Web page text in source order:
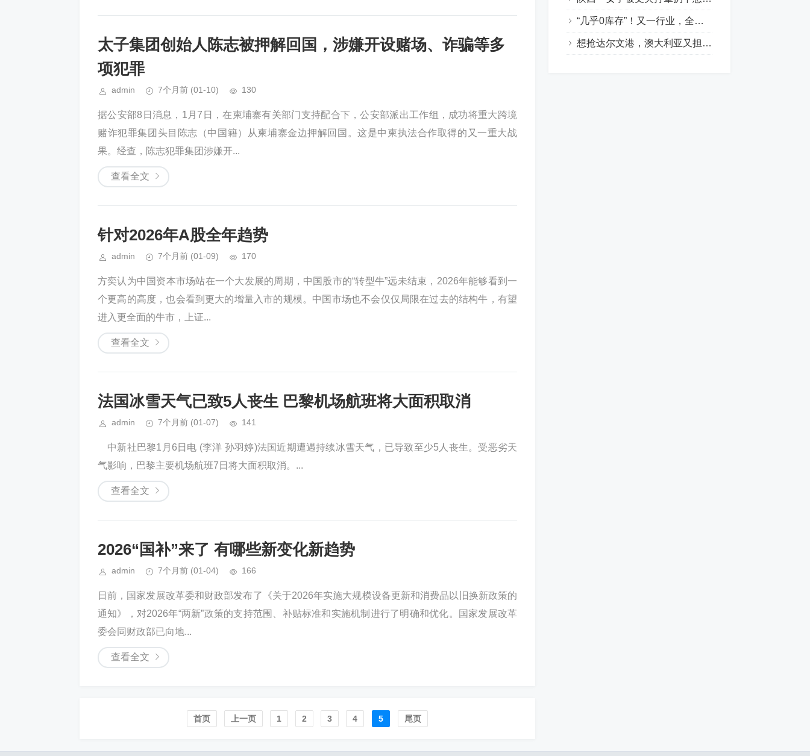
太子集团创始人陈志被押解回国，涉嫌开设赌场、诈骗等多
项犯罪
admin 7个月前 (01-10) 130
据公安部8日消息，1月7日，在柬埔寨有关部门支持配合下，公安部派出工作组，成功将重大跨境
赌诈犯罪集团头目陈志（中国籍）从柬埔寨金边押解回国。这是中柬执法合作取得的又一重大战
果。经查，陈志犯罪集团涉嫌开...
查看全文
针对2026年A股全年趋势
admin 7个月前 (01-09) 170
方奕认为中国资本市场站在一个大发展的周期，中国股市的“转型牛”远未结束，2026年能够看到一
个更高的高度，也会看到更大的增量入市的规模。中国市场也不会仅仅局限在过去的结构牛，有望
进入更全面的牛市，上证...
查看全文
法国冰雪天气已致5人丧生 巴黎机场航班将大面积取消
admin 7个月前 (01-07) 141
中新社巴黎1月6日电 (李洋 孙羽婷)法国近期遭遇持续冰雪天气，已导致至少5人丧生。受恶劣天
气影响，巴黎主要机场航班7日将大面积取消。...
查看全文
2026“国补”来了 有哪些新变化新趋势
admin 7个月前 (01-04) 166
日前，国家发展改革委和财政部发布了《关于2026年实施大规模设备更新和消费品以旧换新政策的
通知》，对2026年“两新”政策的支持范围、补贴标准和实施机制进行了明确和优化。国家发展改革
委会同财政部已向地...
查看全文
首页️ 上一页 1 2 3 4 5 尾页
“几乎0库存”！又一行业，全球爆单！
想抢达尔文港，澳大利亚又担心：中国会不会拿油菜籽报复？